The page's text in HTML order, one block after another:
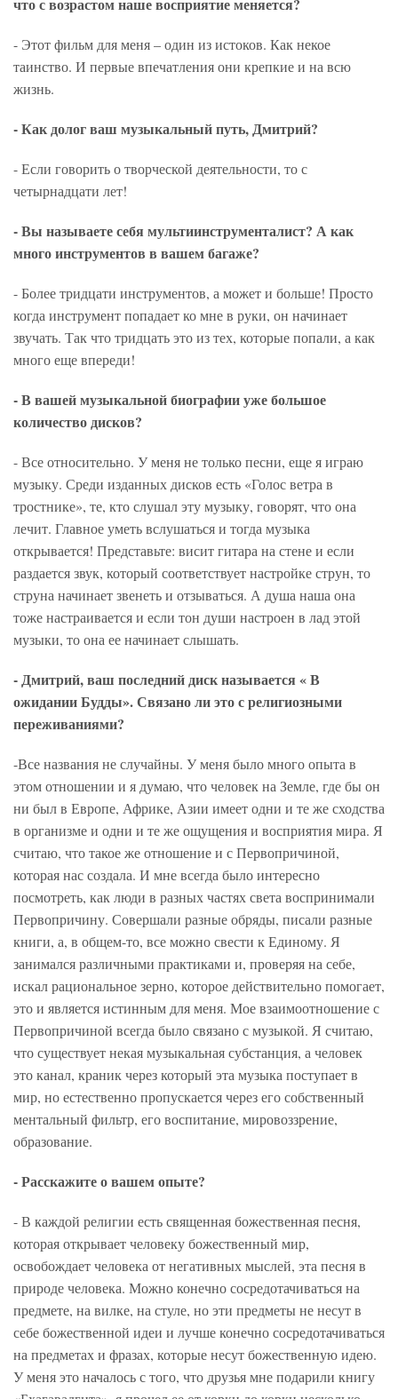
что с возрастом наше восприятие меняется?
- Этот фильм для меня – один из истоков. Как некое
таинство. И первые впечатления они крепкие и на всю
жизнь.
- Как долог ваш музыкальный путь, Дмитрий?
- Если говорить о творческой деятельности, то с
четырнадцати лет!
- Вы называете себя мультиинструменталист? А как
много инструментов в вашем багаже?
- Более тридцати инструментов, а может и больше! Просто
когда инструмент попадает ко мне в руки, он начинает
звучать. Так что тридцать это из тех, которые попали, а как
много еще впереди!
- В вашей музыкальной биографии уже большое
количество дисков?
- Все относительно. У меня не только песни, еще я играю
музыку. Среди изданных дисков есть «Голос ветра в
тростнике», те, кто слушал эту музыку, говорят, что она
лечит. Главное уметь вслушаться и тогда музыка
открывается! Представьте: висит гитара на стене и если
раздается звук, который соответствует настройке струн, то
струна начинает звенеть и отзываться. А душа наша она
тоже настраивается и если тон души настроен в лад этой
музыки, то она ее начинает слышать.
- Дмитрий, ваш последний диск называется « В
ожидании Будды». Связано ли это с религиозными
переживаниями?
-Все названия не случайны. У меня было много опыта в
этом отношении и я думаю, что человек на Земле, где бы он
ни был в Европе, Африке, Азии имеет одни и те же сходства
в организме и одни и те же ощущения и восприятия мира. Я
считаю, что такое же отношение и с Первопричиной,
которая нас создала. И мне всегда было интересно
посмотреть, как люди в разных частях света воспринимали
Первопричину. Совершали разные обряды, писали разные
книги, а, в общем-то, все можно свести к Единому. Я
занимался различными практиками и, проверяя на себе,
искал рациональное зерно, которое действительно помогает,
это и является истинным для меня. Мое взаимоотношение с
Первопричиной всегда было связано с музыкой. Я считаю,
что существует некая музыкальная субстанция, а человек
это канал, краник через который эта музыка поступает в
мир, но естественно пропускается через его собственный
ментальный фильтр, его воспитание, мировоззрение,
образование.
- Расскажите о вашем опыте?
- В каждой религии есть священная божественная песня,
которая открывает человеку божественный мир,
освобождает человека от негативных мыслей, эта песня в
природе человека. Можно конечно сосредотачиваться на
предмете, на вилке, на стуле, но эти предметы не несут в
себе божественной идеи и лучше конечно сосредотачиваться
на предметах и фразах, которые несут божественную идею.
У меня это началось с того, что друзья мне подарили книгу